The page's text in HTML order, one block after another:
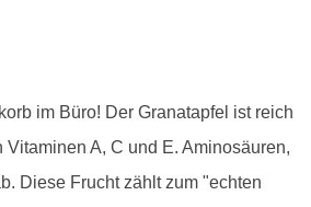
im Büro! Der Granatapfel ist reich
A, C und E. Aminosäuren,
Diese Frucht zählt zum "echten